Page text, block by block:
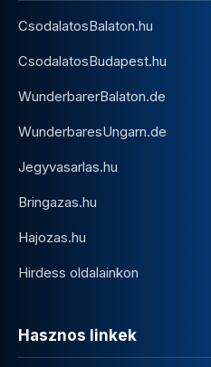
CsodalatosBalaton.hu
CsodalatosBudapest.hu
WunderbarerBalaton.de
WunderbaresUngarn.de
Jegyvasarlas.hu
Bringazas.hu
Hajozas.hu
Hirdess oldalainkon
Hasznos linkek